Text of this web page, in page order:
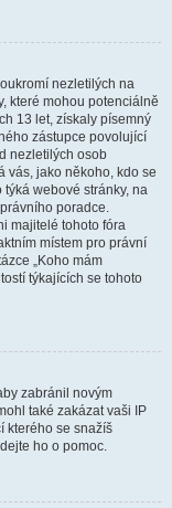
nezletilých na
které mohou potenciálně
13 let, získaly písemný
zástupce povolující
nezletilých osob
vás, jako někoho, kdo se
webové stránky, na
poradce.
majitelé tohoto fóra
místem pro právní
„Koho mám
týkajících se tohoto
zabránil novým
také zakázat vaši IP
kterého se snažíš
ho o pomoc.